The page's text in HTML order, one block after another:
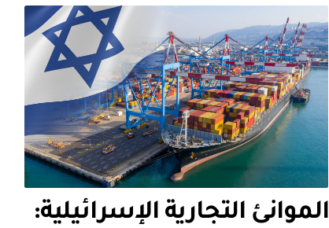
الموانئ التجارية الإسرائيلية: